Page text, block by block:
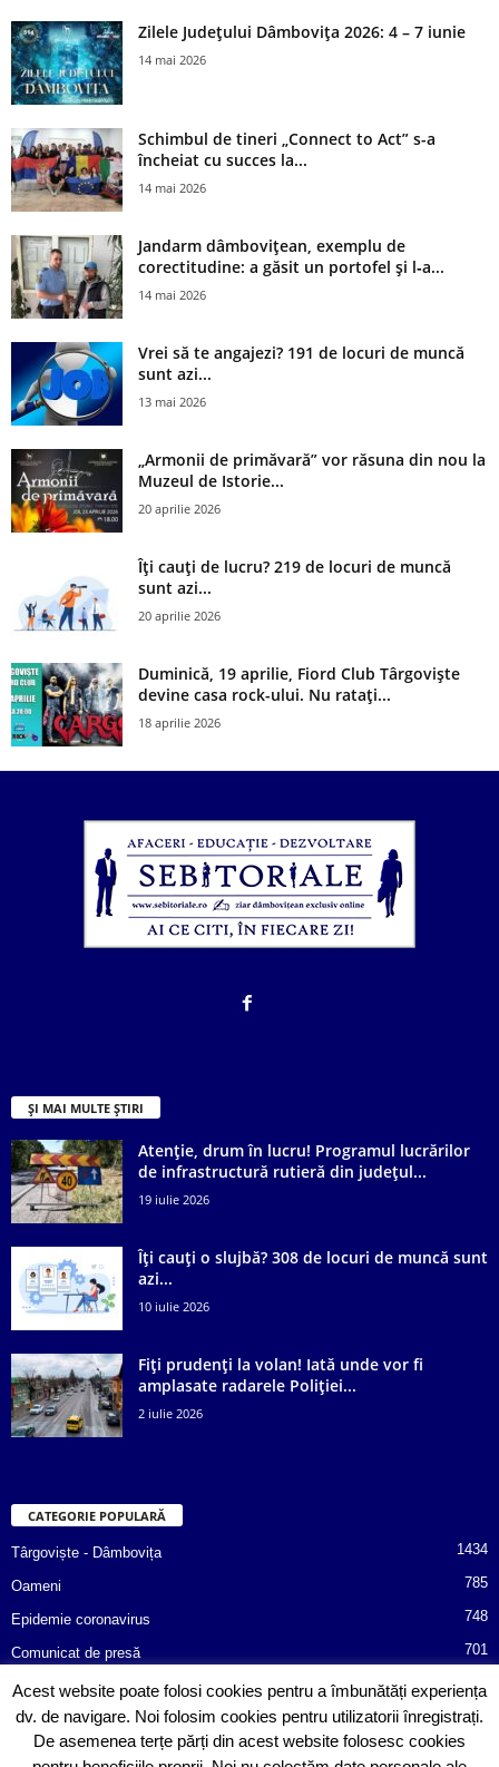
Zilele Județului Dâmbovița 2026: 4 – 7 iunie
14 mai 2026
Schimbul de tineri „Connect to Act” s-a
încheiat cu succes la...
14 mai 2026
Jandarm dâmbovițean, exemplu de
corectitudine: a găsit un portofel și l‑a...
14 mai 2026
Vrei să te angajezi? 191 de locuri de muncă
sunt azi...
13 mai 2026
„Armonii de primăvară” vor răsuna din nou la
Muzeul de Istorie...
20 aprilie 2026
Îți cauți de lucru? 219 de locuri de muncă
sunt azi...
20 aprilie 2026
Duminică, 19 aprilie, Fiord Club Târgoviște
devine casa rock-ului. Nu ratați...
18 aprilie 2026
ȘI MAI MULTE ȘTIRI
Atenție, drum în lucru! Programul lucrărilor
de infrastructură rutieră din județul...
19 iulie 2026
Îți cauți o slujbă? 308 de locuri de muncă sunt
azi...
10 iulie 2026
Fiți prudenți la volan! Iată unde vor fi
amplasate radarele Poliției...
2 iulie 2026
CATEGORIE POPULARĂ
Târgoviște - Dâmbovița 1434
Oameni 785
Epidemie coronavirus 748
Comunicat de presă 701
Afaceri 487
Poliția informează! 366
Consiliul Județean Dâmbovița
Acest website poate folosi cookies pentru a îmbunătăți experiența
dv. de navigare. Noi folosim cookies pentru utilizatorii înregistrați.
De asemenea terțe părți din acest website folosesc cookies